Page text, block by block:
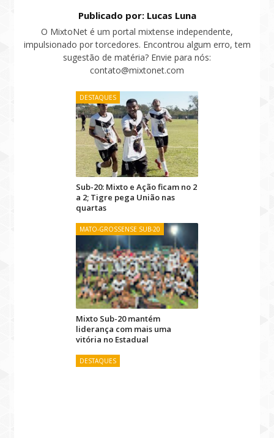
Publicado por: Lucas Luna
O MixtoNet é um portal mixtense independente,
impulsionado por torcedores. Encontrou algum erro, tem
sugestão de matéria? Envie para nós:
contato@mixtonet.com
DESTAQUES
Sub-20: Mixto e Ação ficam no 2
a 2; Tigre pega União nas
quartas
MATO-GROSSENSE SUB-20
Mixto Sub-20 mantém
liderança com mais uma
vitória no Estadual
DESTAQUES